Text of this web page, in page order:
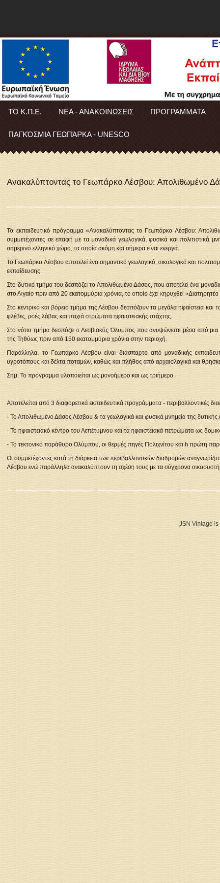
ΤΟ Κ.Π.Ε. ΝΕΑ - ΑΝΑΚΟΙΝΩΣΕΙΣ ΠΡΟΓΡΑΜΜΑΤΑ
ΠΑΓΚΌΣΜΙΑ ΓΕΩΠΆΡΚΑ - UNESCO
Ανακαλύπτοντας το Γεωπάρκο Λέσβου: Απολιθωμένο
Το εκπαιδευτικό πρόγραμμα «Ανακαλύπτοντας το Γεωπάρκο Λέσβου:
συμμετέχοντες σε επαφή με τα μοναδικά γεωλογικά, φυσικά και
σημερινό ελληνικό χώρο, τα οποία ακόμη και σήμερα είναι ενεργά.
Το Γεωπάρκο Λέσβου αποτελεί ένα σημαντικό γεωλογικό, οικολογικό και
εκπαίδευσης.
Στο δυτικό τμήμα του δεσπόζει το Απολιθωμένο Δάσος, που αποτελεί ένα
στο Αιγαίο πριν από 20 εκατομμύρια χρόνια, το οποίο έχει κηρυχθεί
Στο κεντρικό και βόρειο τμήμα της Λέσβου δεσπόζουν τα μεγάλα ηφαίστεια
φλέβες, ροές λάβας και παχιά στρώματα ηφαιστειακής στάχτης.
Στο νότιο τμήμα δεσπόζει ο Λεσβιακός Όλυμπος που ανυψώνεται μέσα από
της Τηθύως πριν από 150 εκατομμύρια χρόνια στην περιοχή.
Παράλληλα, το Γεωπάρκο Λέσβου είναι διάσπαρτο από μοναδικής
υγροτόπους και δέλτα ποταμών, καθώς και πλήθος από αρχαιολογικά και
Σημ. Το πρόγραμμα υλοποιείται ως μονοήμερο και ως τριήμερο.
Αποτελείται από 3 διαφορετικά εκπαιδευτικά προγράμματα - περιβαλλοντικές
- Το Απολιθωμένο Δάσος Λέσβου & τα γεωλογικά και φυσικά μνημεία της
- Το ηφαιστειακό κέντρο του Λεπέτυμνου και τα ηφαιστειακά πετρώματα ως
- Το τεκτονικό παράθυρο Ολύμπου, οι θερμές πηγές Πολιχνίτου και h πρώτη
Οι συμμετέχοντες κατά τη διάρκεια των περιβαλλοντικών διαδρομών
Λέσβου ενώ παράλληλα ανακαλύπτουν τη σχέση τους με τα σύγχρονα
JSN Vintage